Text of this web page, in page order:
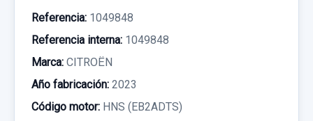
Referencia: 1049848
Referencia interna: 1049848
Marca: CITROËN
Año fabricación: 2023
Código motor: HNS (EB2ADTS)